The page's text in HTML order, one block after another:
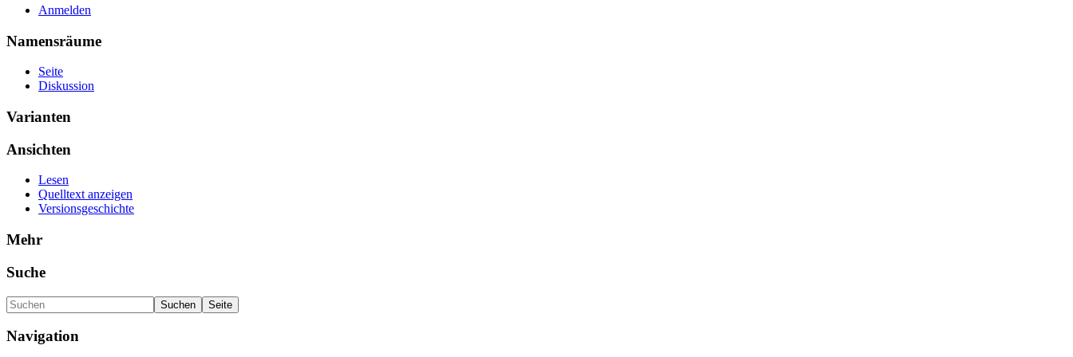
Anmelden
Namensräume
Seite
Diskussion
Varianten
Ansichten
Lesen
Quelltext anzeigen
Versionsgeschichte
Mehr
Suche
Navigation